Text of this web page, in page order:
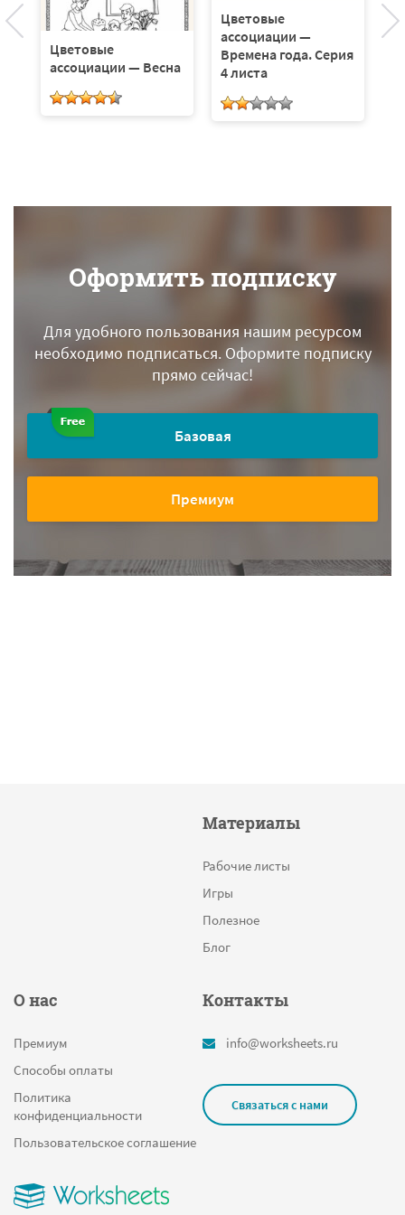
Цветовые
ассоциации — Весна
Цветовые
ассоциации —
Времена года. Серия
4 листа
Оформить подписку
Для удобного пользования нашим ресурсом
необходимо подписаться.Оформите подписку
прямо сейчас!
Базовая
Премиум
Материалы
Рабочие листы
Игры
Полезное
Блог
О нас
Премиум
Способы оплаты
Политика
конфиденциальности
Пользовательское соглашение
Контакты
info@worksheets.ru
Связаться с нами